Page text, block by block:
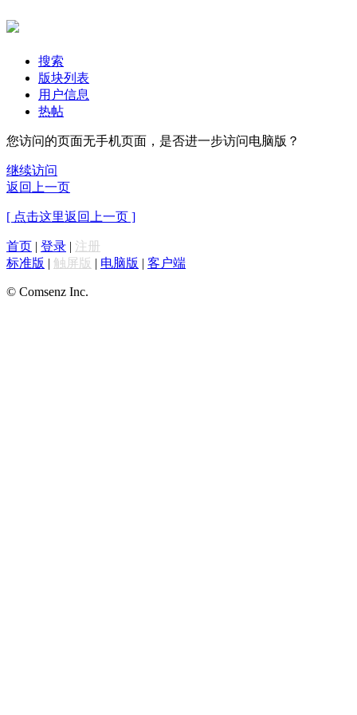
搜索
版块列表
用户信息
热帖
您访问的页面无手机页面，是否进一步访问电脑版？
继续访问
返回上一页
[ 点击这里返回上一页 ]
首页 | 登录 | 注册
标准版 | 触屏版 | 电脑版 | 客户端
© Comsenz Inc.